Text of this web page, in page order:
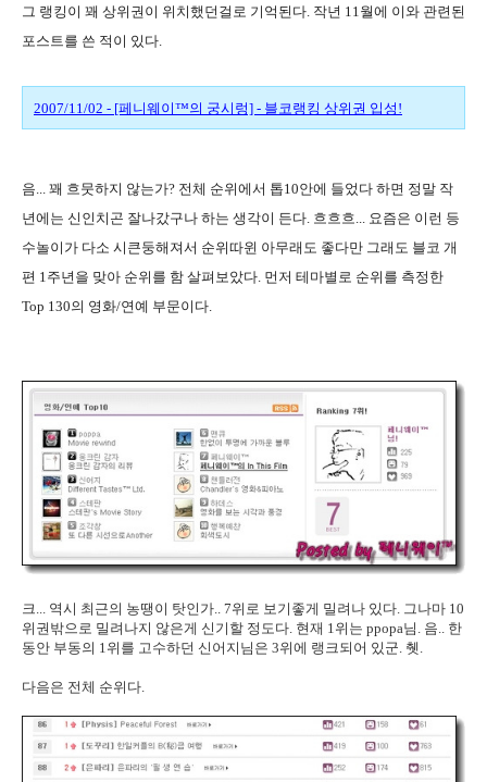
그 랭킹이 꽤 상위권이 위치했던걸로 기억된다. 작년 11월에 이와 관련된
포스트를 쓴 적이 있다.
2007/11/02 - [페니웨이™의 궁시렁] - 블코랭킹 상위권 입성!
음... 꽤 흐뭇하지 않는가? 전체 순위에서 톱10안에 들었다 하면 정말 작
년에는 신인치곤 잘나갔구나 하는 생각이 든다. 흐흐흐... 요즘은 이런 등
수놀이가 다소 시큰둥해져서 순위따윈 아무래도 좋다만 그래도 블코 개
편 1주년을 맞아 순위를 함 살펴보았다. 먼저 테마별로 순위를 측정한
Top 130의 영화/연예 부문이다.
크... 역시 최근의 농땡이 탓인가.. 7위로 보기좋게 밀려나 있다. 그나마 10
위권밖으로 밀려나지 않은게 신기할 정도다. 현재 1위는 ppopa님. 음.. 한
동안 부동의 1위를 고수하던 신어지님은 3위에 랭크되어 있군. 췟.
다음은 전체 순위다.